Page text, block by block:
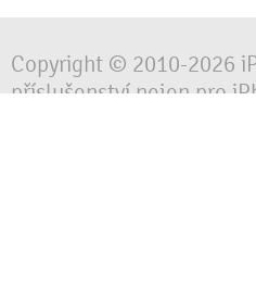
Copyright © 2010-2026
příslušenství nejen pro